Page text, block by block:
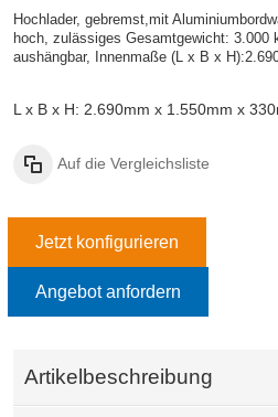
Hochlader, gebremst,mit
hoch, zulässiges Gesamtgewicht: 3.000
aushängbar, Innenmaße (L x B x H):
L x B x H: 2.690mm x 1.550mm x
Auf die Vergleichsliste
Jetzt konfigurieren
Angebot anfordern
Artikelbeschreibung